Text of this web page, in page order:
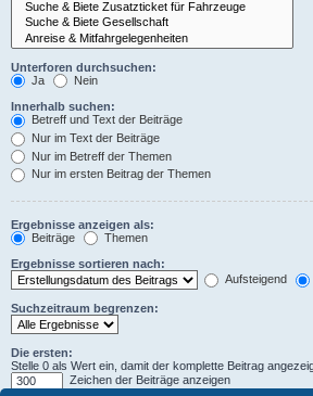
Unterforen durchsuchen:
Ja
Nein
Innerhalb suchen:
Betreff und Text der Beiträge
Nur im Text der Beiträge
Nur im Betreff der Themen
Nur im ersten Beitrag der Themen
Ergebnisse anzeigen als:
Beiträge
Themen
Ergebnisse sortieren nach:
Aufsteigend
Suchzeitraum begrenzen:
Die ersten:
Stelle 0 als Wert ein, damit der komplette Beitrag
Zeichen der Beiträge anzeigen